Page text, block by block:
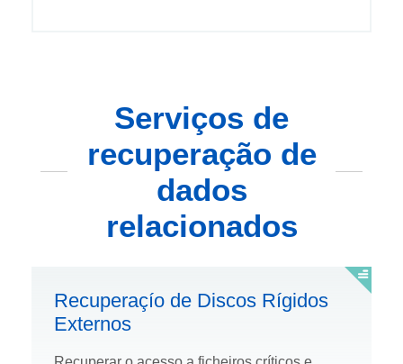
Serviços de
recuperação de
dados
relacionados
Recuperaçío de Discos Rí­gidos
Externos